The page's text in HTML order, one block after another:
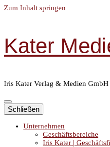
Zum Inhalt springen
Kater
Iris Kater Verlag & Medien GmbH
Schließen
Unternehmen
Geschäftsbereiche
Iris Kater |